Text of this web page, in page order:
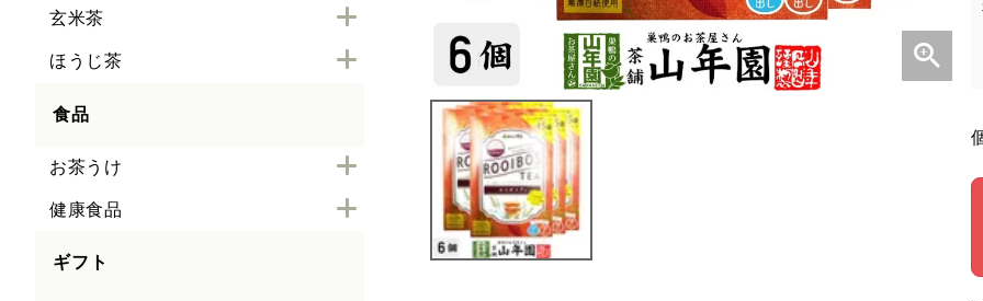
玄米茶
ほうじ茶
食品
お茶うけ
健康食品
ギフト